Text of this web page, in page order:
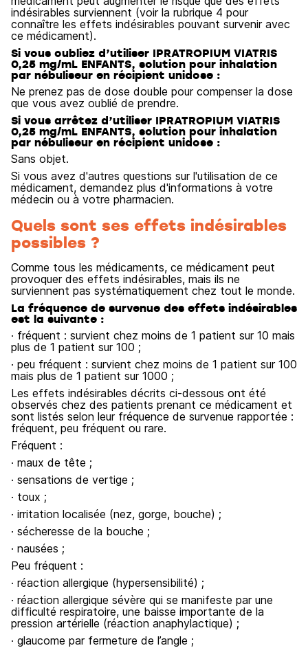
indésirables surviennent (voir la rubrique 4 pour
connaître les effets indésirables pouvant survenir avec
ce médicament).
Si vous oubliez d’utiliser IPRATROPIUM VIATRIS
0,25 mg/mL ENFANTS, solution pour inhalation
par nébuliseur en récipient unidose :
Ne prenez pas de dose double pour compenser la dose
que vous avez oublié de prendre.
Si vous arrêtez d’utiliser IPRATROPIUM VIATRIS
0,25 mg/mL ENFANTS, solution pour inhalation
par nébuliseur en récipient unidose :
Sans objet.
Si vous avez d'autres questions sur l'utilisation de ce
médicament, demandez plus d'informations à votre
médecin ou à votre pharmacien.
Quels sont ses effets indésirables
possibles ?
Comme tous les médicaments, ce médicament peut
provoquer des effets indésirables, mais ils ne
surviennent pas systématiquement chez tout le monde.
La fréquence de survenue des effets indésirables
est la suivante :
· fréquent : survient chez moins de 1 patient sur 10 mais
plus de 1 patient sur 100 ;
· peu fréquent : survient chez moins de 1 patient sur 100
mais plus de 1 patient sur 1000 ;
Les effets indésirables décrits ci-dessous ont été
observés chez des patients prenant ce médicament et
sont listés selon leur fréquence de survenue rapportée :
fréquent, peu fréquent ou rare.
Fréquent :
· maux de tête ;
· sensations de vertige ;
· toux ;
· irritation localisée (nez, gorge, bouche) ;
· sécheresse de la bouche ;
· nausées ;
Peu fréquent :
· réaction allergique (hypersensibilité) ;
· réaction allergique sévère qui se manifeste par une
difficulté respiratoire, une baisse importante de la
pression artérielle (réaction anaphylactique) ;
· glaucome par fermeture de l’angle ;